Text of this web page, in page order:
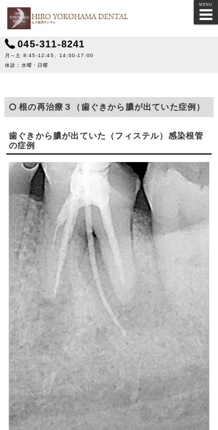
045-311-8241
月～土 8:45-12:45、14:00-17:00
休診：水曜・日曜
MENU
根の再治療３（歯ぐきから膿が出ていた症例）
歯ぐきから膿が出ていた（フィステル）感染根管
の症例